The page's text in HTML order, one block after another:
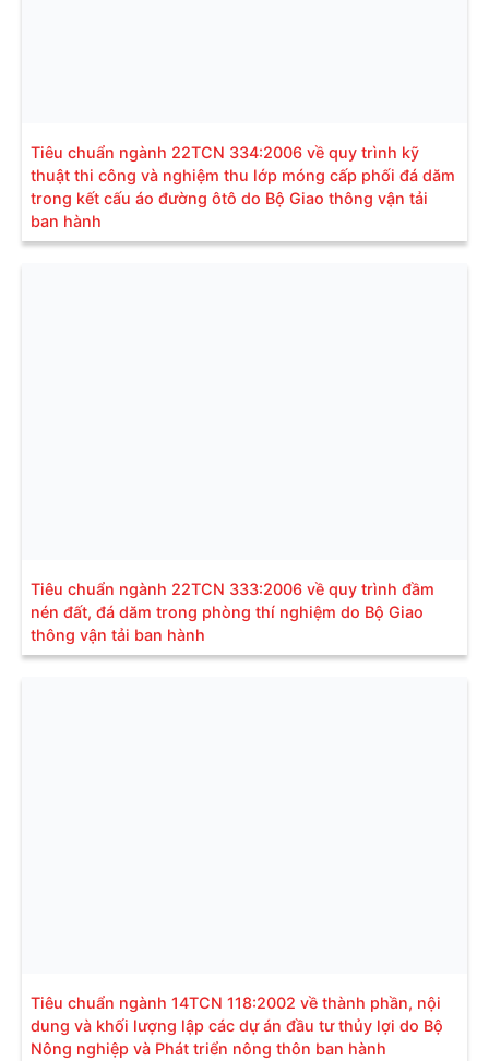
Tiêu chuẩn ngành 22TCN 334:2006 về quy trình kỹ
thuật thi công và nghiệm thu lớp móng cấp phối đá dăm
trong kết cấu áo đường ôtô do Bộ Giao thông vận tải
ban hành
Tiêu chuẩn ngành 22TCN 333:2006 về quy trình đầm
nén đất, đá dăm trong phòng thí nghiệm do Bộ Giao
thông vận tải ban hành
Tiêu chuẩn ngành 14TCN 118:2002 về thành phần, nội
dung và khối lượng lập các dự án đầu tư thủy lợi do Bộ
Nông nghiệp và Phát triển nông thôn ban hành